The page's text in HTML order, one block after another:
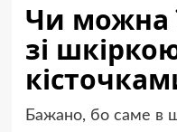
Чи можна
зі
Бажано, бо саме в